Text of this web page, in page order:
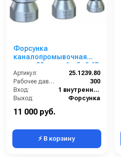
Форсунка
каналопромывочная
сопло 80; вход 1г; бой 6R
Артикул:
25.1239.80
Рабочее давление (бар):
300
Вход:
1 внутренняя резьба
Выход:
Форсунка
11 000 руб.
⚡ В корзину